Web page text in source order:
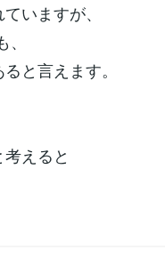
いますが、
と言えます。
えると